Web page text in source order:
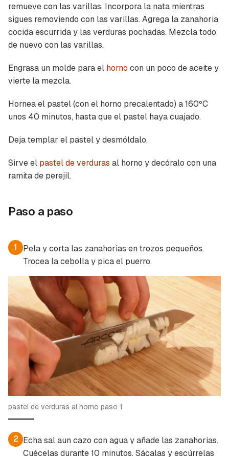
Guardar como favorito
remueve con las varillas. Incorpora la nata mientras
sigues removiendo con las varillas. Agrega la zanahoria
cocida escurrida y las verduras pochadas. Mezcla todo
de nuevo con las varillas.
Engrasa un molde para el horno con un poco de aceite y
vierte la mezcla.
Hornea el pastel (con el horno precalentado) a 160ºC
unos 40 minutos, hasta que el pastel haya cuajado.
Deja templar el pastel y desmóldalo.
Sirve el pastel de verduras al horno y decóralo con una
ramita de perejil.
Paso a paso
1
Pela y corta las zanahorias en trozos pequeños.
Trocea la cebolla y pica el puerro.
pastel de verduras al horno paso 1
2 Echa sal aun cazo con agua y añade las zanahorias.
Cuécelas durante 10 minutos. Sácalas y escúrrelas
Contenido enviado
ACEPTAR